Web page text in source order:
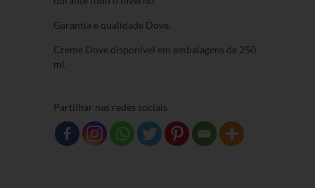
Garantia e qualidade Dove.
Creme Dove disponível em embalagens de 250
ml.
Partilhar nas redes sociais